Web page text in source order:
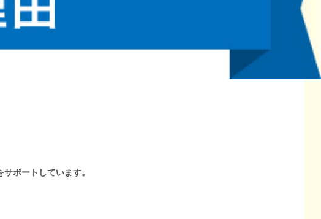
ポートしています。